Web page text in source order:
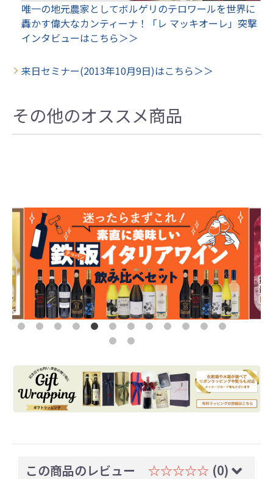
唯一の地元農家としてボルゲリのテロワールを世界に
轟かす偉大なカンティーナ！「レ マッキオーレ」突撃
インタビューはこちら＞＞
来日セミナー(2013年10月9日)はこちら＞＞
その他のオススメ商品
この商品のレビュー ☆☆☆☆☆ (0)